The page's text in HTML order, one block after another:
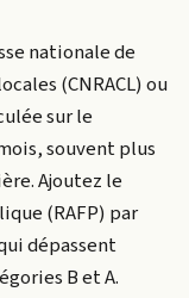
nationale de
(CNRACL) ou
sur le
souvent plus
Ajoutez le
(RAFP) par
dépassent
B et A.